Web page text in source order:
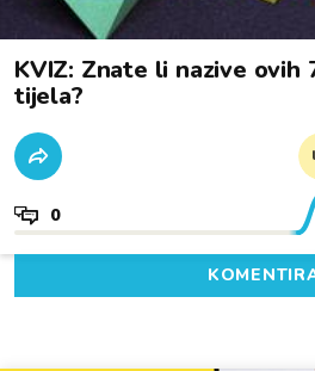
KVIZ: Znate li nazive ovih
tijela?
0